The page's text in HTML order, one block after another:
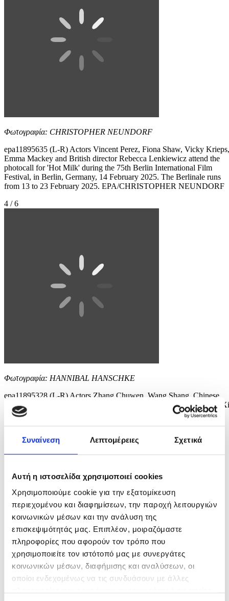
Συναίνεση Λεπτομέρειες Σχετικά
Αυτή η ιστοσελίδα χρησιμοποιεί cookies
Χρησιμοποιούμε cookie για την εξατομίκευση
περιεχομένου και διαφημίσεων, την παροχή λειτουργιών
κοινωνικών μέσων και την ανάλυση της
επισκεψιμότητάς μας. Επιπλέον, μοιραζόμαστε
πληροφορίες που αφορούν τον τρόπο που
χρησιμοποιείτε τον ιστότοπό μας με συνεργάτες
κοινωνικών μέσων, διαφήμισης και αναλύσεων, οι
οποίοι ενδεχομένως να τις συνδυάσουν με άλλες
Φωτογραφία: CHRISTOPHER NEUNDORF
epa11895635 (L-R) Actors Vincent Perez, Fiona Shaw, Vicky Krieps,
Emma Mackey and British director Rebecca Lenkiewicz attend the
photocall for 'Hot Milk' during the 75th Berlin International Film
Festival, in Berlin, Germany, 14 February 2025. The Berlinale runs
from 13 to 23 February 2025. EPA/CHRISTOPHER NEUNDORF
4 / 6
Φωτογραφία: HANNIBAL HANSCHKE
epa11895328 (L-R) Actors Zhang Chuwen, Wang Shang, Chinese
film director Huo Meng and a guest attend the photocall for 'Sheng Xi
Zhi Di (Living The Land)' during the 75th Berlin International Film